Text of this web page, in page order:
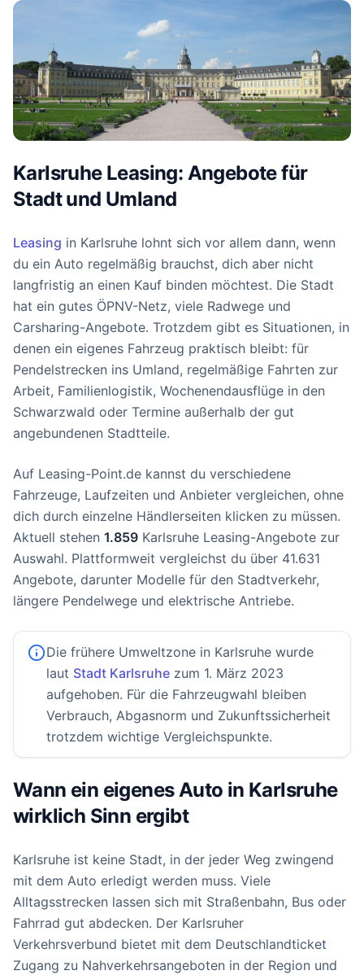
Karlsruhe Leasing: Angebote für
Stadt und Umland
Leasing in Karlsruhe lohnt sich vor allem dann, wenn
du ein Auto regelmäßig brauchst, dich aber nicht
langfristig an einen Kauf binden möchtest. Die Stadt
hat ein gutes ÖPNV-Netz, viele Radwege und
Carsharing-Angebote. Trotzdem gibt es Situationen, in
denen ein eigenes Fahrzeug praktisch bleibt: für
Pendelstrecken ins Umland, regelmäßige Fahrten zur
Arbeit, Familienlogistik, Wochenendausflüge in den
Schwarzwald oder Termine außerhalb der gut
angebundenen Stadtteile.
Auf Leasing-Point.de kannst du verschiedene
Fahrzeuge, Laufzeiten und Anbieter vergleichen, ohne
dich durch einzelne Händlerseiten klicken zu müssen.
Aktuell stehen 1.859 Karlsruhe Leasing-Angebote zur
Auswahl. Plattformweit vergleichst du über 41.631
Angebote, darunter Modelle für den Stadtverkehr,
längere Pendelwege und elektrische Antriebe.
Die frühere Umweltzone in Karlsruhe wurde
laut Stadt Karlsruhe zum 1. März 2023
aufgehoben. Für die Fahrzeugwahl bleiben
Verbrauch, Abgasnorm und Zukunftssicherheit
trotzdem wichtige Vergleichspunkte.
Wann ein eigenes Auto in Karlsruhe
wirklich Sinn ergibt
Karlsruhe ist keine Stadt, in der jeder Weg zwingend
mit dem Auto erledigt werden muss. Viele
Alltagsstrecken lassen sich mit Straßenbahn, Bus oder
Fahrrad gut abdecken. Der Karlsruher
Verkehrsverbund bietet mit dem Deutschlandticket
Zugang zu Nahverkehrsangeboten in der Region und